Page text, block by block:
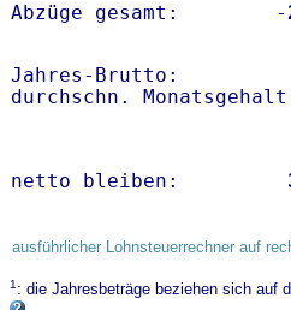
Abzüge gesamt:        -
Jahres-
netto bleiben:
ausführlicher Lohnsteuerrechner auf
1: die Jahresbeträge beziehen sich auf